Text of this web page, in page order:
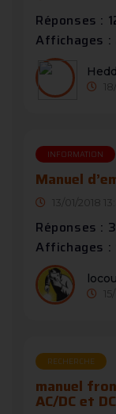
Réponses :
Affichages
INFORMATION
Manuel
13/01/2018
Réponses : 3
Affichages
RECHERCHE
manuel
AC/DC et DC